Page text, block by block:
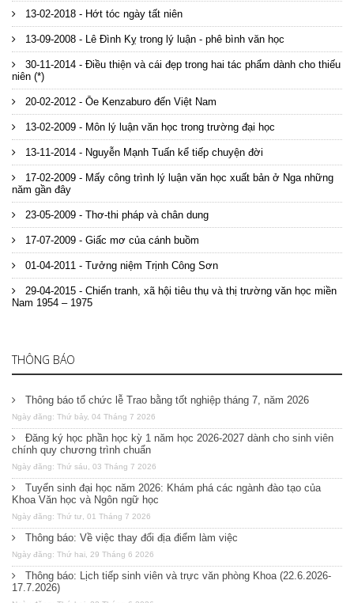
13-02-2018 - Hớt tóc ngày tất niên
13-09-2008 - Lê Đình Kỵ trong lý luận - phê bình văn học
30-11-2014 - Điều thiện và cái đẹp trong hai tác phẩm dành cho thiếu
niên (*)
20-02-2012 - Ōe Kenzaburo đến Việt Nam
13-02-2009 - Môn lý luận văn học trong trường đại học
13-11-2014 - Nguyễn Mạnh Tuấn kể tiếp chuyện đời
17-02-2009 - Mấy công trình lý luận văn học xuất bản ở Nga những
năm gần đây
23-05-2009 - Thơ-thi pháp và chân dung
17-07-2009 - Giấc mơ của cánh buồm
01-04-2011 - Tưởng niệm Trịnh Công Sơn
29-04-2015 - Chiến tranh, xã hội tiêu thụ và thị trường văn học miền
Nam 1954 – 1975
THÔNG BÁO
Thông báo tổ chức lễ Trao bằng tốt nghiệp tháng 7, năm 2026
Ngày đăng: Thứ bảy, 04 Tháng 7 2026
Đăng ký học phần học kỳ 1 năm học 2026-2027 dành cho sinh viên
chính quy chương trình chuẩn
Ngày đăng: Thứ sáu, 03 Tháng 7 2026
Tuyển sinh đại học năm 2026: Khám phá các ngành đào tạo của
Khoa Văn học và Ngôn ngữ học
Ngày đăng: Thứ tư, 01 Tháng 7 2026
Thông báo: Về việc thay đổi địa điểm làm việc
Ngày đăng: Thứ hai, 29 Tháng 6 2026
Thông báo: Lịch tiếp sinh viên và trực văn phòng Khoa (22.6.2026-
17.7.2026)